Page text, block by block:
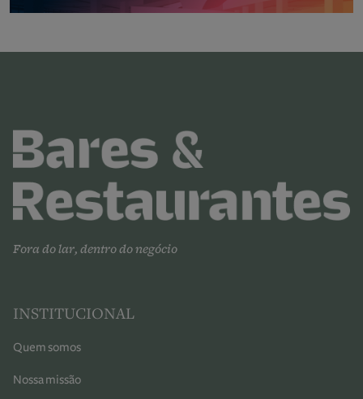
Fora do lar, dentro do negócio
INSTITUCIONAL
Quem somos
Nossa missão